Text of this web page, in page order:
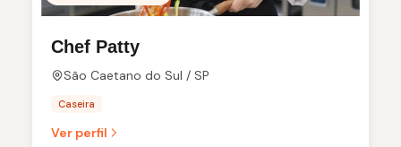
Chef Patty
São Caetano do Sul / SP
Caseira
Ver perfil